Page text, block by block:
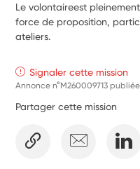
Le volontaireest
force de proposition,
ateliers.
Signaler cette mission
Annonce n°M260009713
Partager cette mission